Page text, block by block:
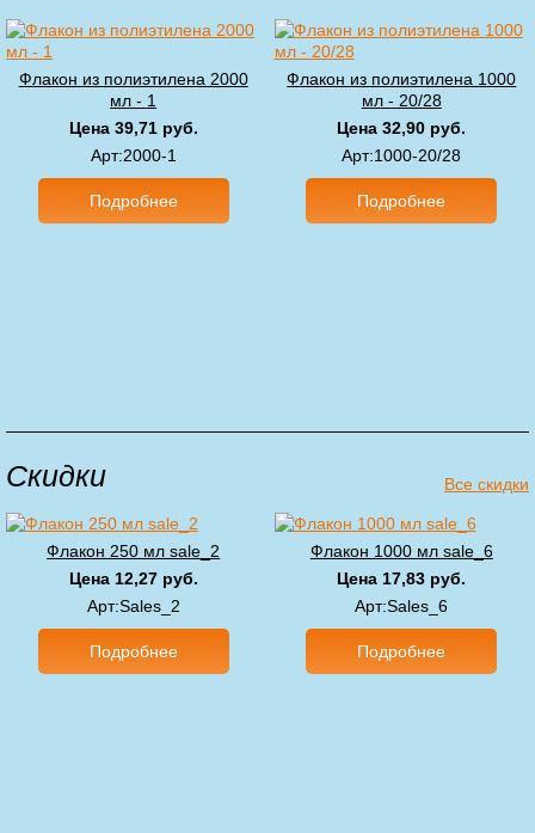
Флакон из полиэтилена 2000
мл - 1
Цена 39,71 руб.
Арт:2000-1
Подробнее
Флакон из полиэтилена 1000
мл - 20/28
Цена 32,90 руб.
Арт:1000-20/28
Подробнее
Скидки Все скидки
Флакон 250 мл sale_2
Цена 12,27 руб.
Арт:Sales_2
Подробнее
Флакон 1000 мл sale_6
Цена 17,83 руб.
Арт:Sales_6
Подробнее